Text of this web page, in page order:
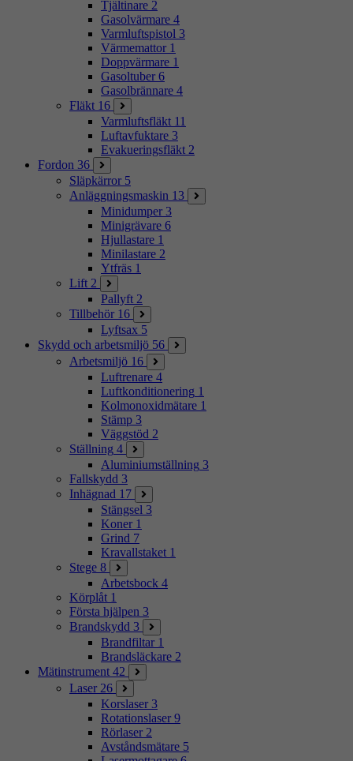
Tjältinare 2
Gasolvärmare 4
Varmluftspistol 3
Värmemattor 1
Doppvärmare 1
Gasoltuber 6
Gasolbrännare 4
Fläkt 16
Varmluftsfläkt 11
Luftavfuktare 3
Evakueringsfläkt 2
Fordon 36
Släpkärror 5
Anläggningsmaskin 13
Minidumper 3
Minigrävare 6
Hjullastare 1
Minilastare 2
Ytfräs 1
Lift 2
Pallyft 2
Tillbehör 16
Lyftsax 5
Skydd och arbetsmiljö 56
Arbetsmiljö 16
Luftrenare 4
Luftkonditionering 1
Kolmonoxidmätare 1
Stämp 3
Väggstöd 2
Ställning 4
Aluminiumställning 3
Fallskydd 3
Inhägnad 17
Stängsel 3
Koner 1
Grind 7
Kravallstaket 1
Stege 8
Arbetsbock 4
Körplåt 1
Första hjälpen 3
Brandskydd 3
Brandfiltar 1
Brandsläckare 2
Mätinstrument 42
Laser 26
Korslaser 3
Rotationslaser 9
Rörlaser 2
Avståndsmätare 5